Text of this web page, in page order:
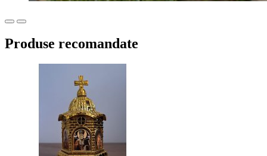
Produse recomandate